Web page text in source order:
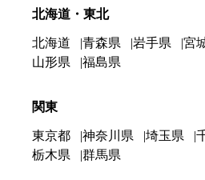
北海道・東北
北海道 青森県 岩手県 宮
山形県
福島県
関東
東京都 神奈川県 埼玉県
栃木県
群馬県